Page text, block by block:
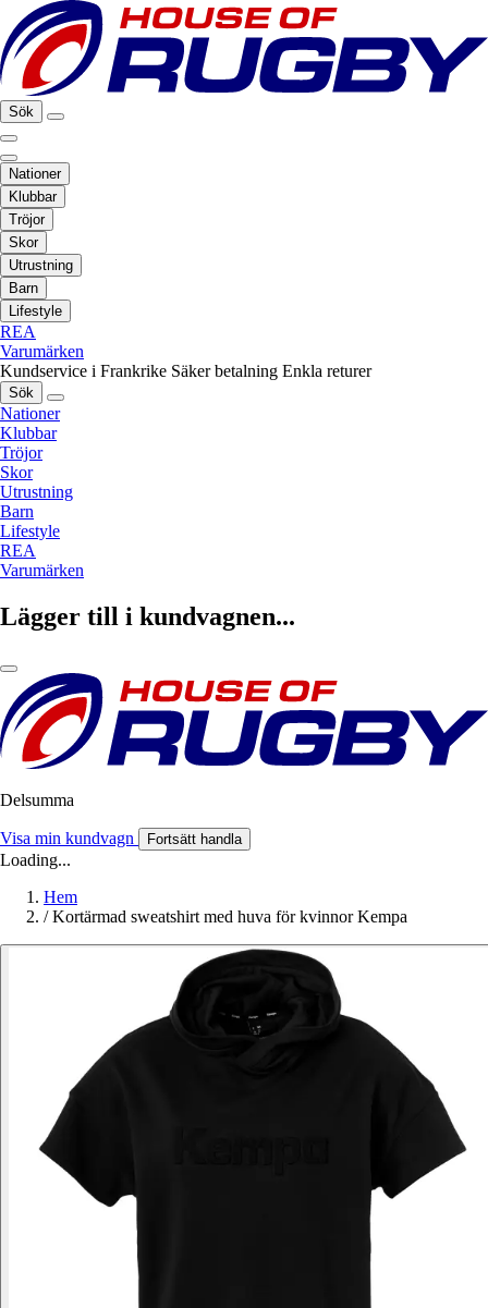
Sök
Nationer
Klubbar
Tröjor
Skor
Utrustning
Barn
Lifestyle
REA
Varumärken
Kundservice i Frankrike Säker betalning Enkla returer
Sök
Nationer
Klubbar
Tröjor
Skor
Utrustning
Barn
Lifestyle
REA
Varumärken
Lägger till i kundvagnen...
Delsumma
Visa min kundvagn Fortsätt handla
Loading...
Hem
/ Kortärmad sweatshirt med huva för kvinnor Kempa